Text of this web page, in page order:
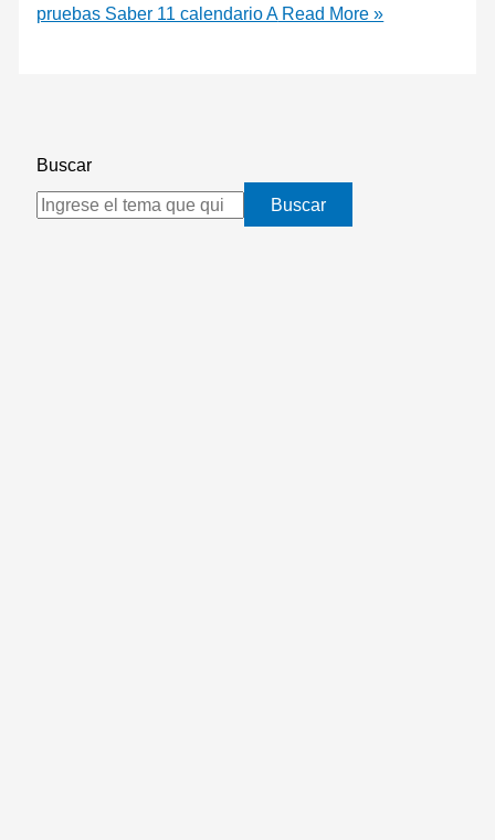
pruebas Saber 11 calendario ARead More »
Buscar
Buscar